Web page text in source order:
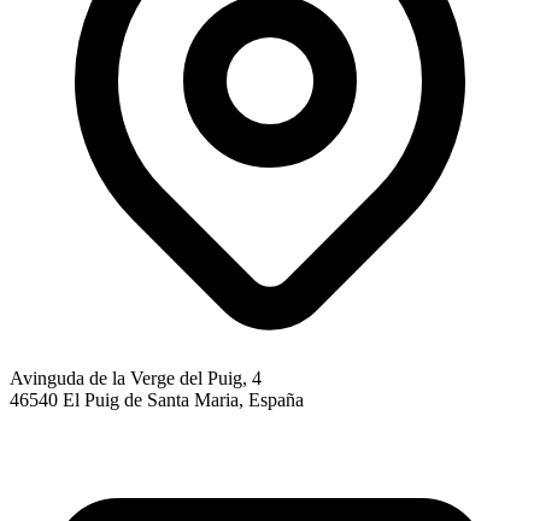
Avinguda de la Verge del Puig, 4
46540 El Puig de Santa Maria, España